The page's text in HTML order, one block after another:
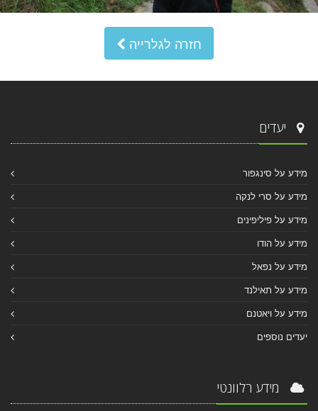
חזרה לגלרייה
יעדים
מידע על סינגפור
מידע על סרי לנקה
מידע על פיליפינים
מידע על הודו
מידע על נפאל
מידע על תאילנד
מידע על ויאטנם
יעדים נוספים
מידע רלוונטי